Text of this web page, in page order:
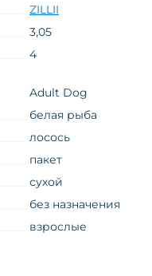
ZILLII
3,05
4
Adult Dog
белая рыба
лосось
пакет
сухой
без назначения
взрослые